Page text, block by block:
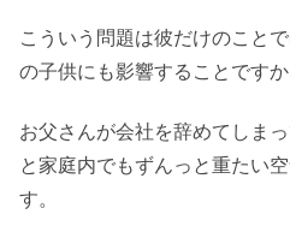
こういう問題は彼だけのこと
の子供にも影響することですか
お父さんが会社を辞めてしま
と家庭内でもずんっと重たい
す。